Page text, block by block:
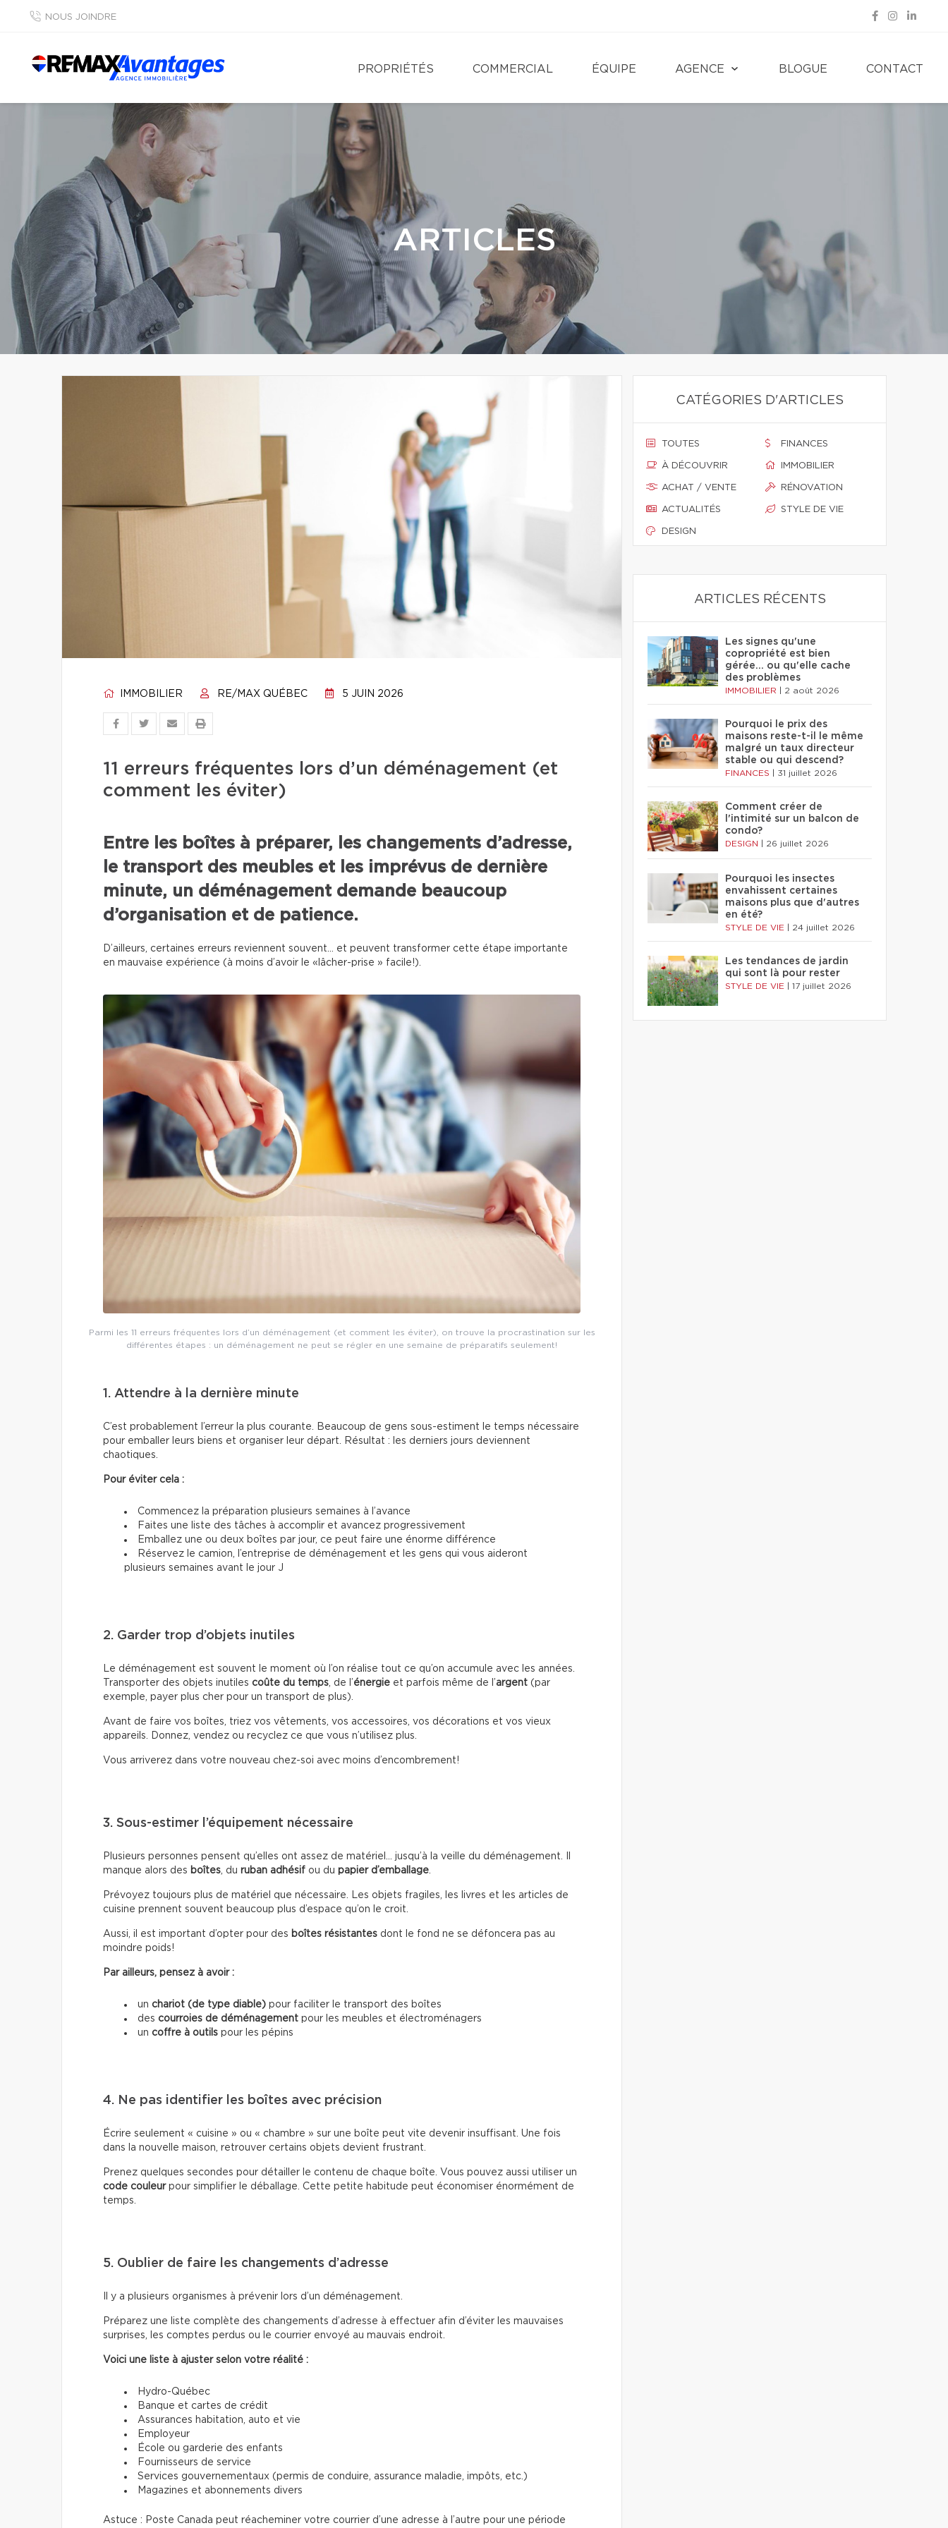
NOUS JOINDRE
PROPRIÉTÉS COMMERCIAL ÉQUIPE AGENCE BLOGUE CONTACT
ARTICLES
IMMOBILIER RE/MAX QUÉBEC 5 JUIN 2026
11 erreurs fréquentes lors d’un déménagement (et
comment les éviter)
Entre les boîtes à préparer, les changements d’adresse,
le transport des meubles et les imprévus de dernière
minute, un déménagement demande beaucoup
d’organisation et de patience.
D’ailleurs, certaines erreurs reviennent souvent… et peuvent transformer cette étape importante
en mauvaise expérience (à moins d’avoir le «lâcher-prise » facile!).
Parmi les 11 erreurs fréquentes lors d’un déménagement (et comment les éviter), on trouve la procrastination sur les
différentes étapes : un déménagement ne peut se régler en une semaine de préparatifs seulement!
1. Attendre à la dernière minute
C’est probablement l’erreur la plus courante. Beaucoup de gens sous-estiment le temps nécessaire
pour emballer leurs biens et organiser leur départ. Résultat : les derniers jours deviennent
chaotiques.
Pour éviter cela :
Commencez la préparation plusieurs semaines à l’avance
Faites une liste des tâches à accomplir et avancez progressivement
Emballez une ou deux boîtes par jour, ce peut faire une énorme différence
Réservez le camion, l’entreprise de déménagement et les gens qui vous aideront
plusieurs semaines avant le jour J
2. Garder trop d’objets inutiles
Le déménagement est souvent le moment où l’on réalise tout ce qu’on accumule avec les années.
Transporter des objets inutiles coûte du temps , de l’énergie et parfois même de l’argent (par
exemple, payer plus cher pour un transport de plus).
Avant de faire vos boîtes, triez vos vêtements, vos accessoires, vos décorations et vos vieux
appareils. Donnez, vendez ou recyclez ce que vous n’utilisez plus.
Vous arriverez dans votre nouveau chez-soi avec moins d’encombrement!
3. Sous-estimer l’équipement nécessaire
Plusieurs personnes pensent qu’elles ont assez de matériel… jusqu’à la veille du déménagement. Il
manque alors des boîtes , du ruban adhésif ou du papier d’emballage
Prévoyez toujours plus de matériel que nécessaire. Les objets fragiles, les livres et les articles de
cuisine prennent souvent beaucoup plus d’espace qu’on le croit.
Aussi, il est important d’opter pour des boîtes résistantes dont le fond ne se défoncera pas au
moindre poids!
Par ailleurs, pensez à avoir :
un chariot (de type diable) pour faciliter le transport des boîtes
des courroies de déménagement pour les meubles et électroménagers
un coffre à outils pour les pépins
4. Ne pas identifier les boîtes avec précision
Écrire seulement « cuisine » ou « chambre » sur une boîte peut vite devenir insuffisant. Une fois
dans la nouvelle maison, retrouver certains objets devient frustrant.
Prenez quelques secondes pour détailler le contenu de chaque boîte. Vous pouvez aussi utiliser un
code couleurpour simplifier le déballage. Cette petite habitude peut économiser énormément de
temps.
5. Oublier de faire les changements d’adresse
Il y a plusieurs organismes à prévenir lors d’un déménagement.
Préparez une liste complète des changements d’adresse à effectuer afin d’éviter les mauvaises
surprises, les comptes perdus ou le courrier envoyé au mauvais endroit.
Voici une liste à ajuster selon votre réalité :
Hydro-Québec
Banque et cartes de crédit
Assurances habitation, auto et vie
Employeur
École ou garderie des enfants
Fournisseurs de service
Services gouvernementaux (permis de conduire, assurance maladie, impôts, etc.)
Magazines et abonnements divers
Astuce : Poste Canada peut réacheminer votre courrier d’une adresse à l’autre pour une période
CATÉGORIES D'ARTICLES
TOUTES
À DÉCOUVRIR
ACHAT / VENTE
ACTUALITÉS
DESIGN
FINANCES
IMMOBILIER
RÉNOVATION
STYLE DE VIE
ARTICLES RÉCENTS
Les signes qu'une
copropriété est bien
gérée… ou qu'elle cache
des problèmes
IMMOBILIER 2 août 2026
Pourquoi le prix des
maisons reste-t-il le même
malgré un taux directeur
stable ou qui descend?
FINANCES 31 juillet 2026
Comment créer de
l'intimité sur un balcon de
condo?
DESIGN 26 juillet 2026
Pourquoi les insectes
envahissent certaines
maisons plus que d'autres
en été?
STYLE DE VIE 24 juillet 2026
Les tendances de jardin
qui sont là pour rester
STYLE DE VIE 17 juillet 2026